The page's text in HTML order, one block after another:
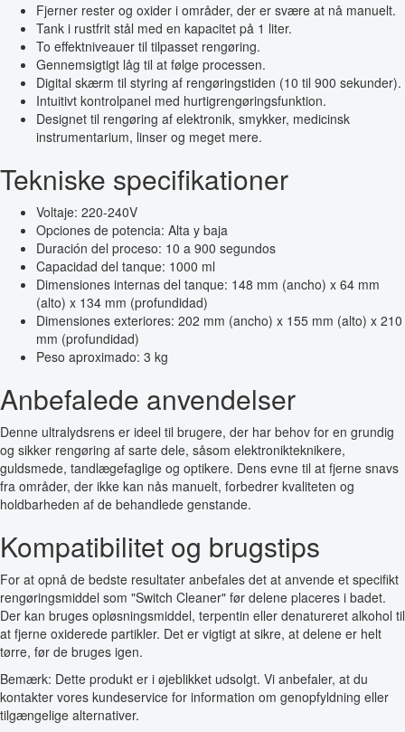
Fjerner rester og oxider i områder, der er svære at nå manuelt.
Tank i rustfrit stål med en kapacitet på 1 liter.
To effektniveauer til tilpasset rengøring.
Gennemsigtigt låg til at følge processen.
Digital skærm til styring af rengøringstiden (10 til 900 sekunder).
Intuitivt kontrolpanel med hurtigrengøringsfunktion.
Designet til rengøring af elektronik, smykker, medicinsk
instrumentarium, linser og meget mere.
Tekniske specifikationer
Voltaje: 220-240V
Opciones de potencia: Alta y baja
Duración del proceso: 10 a 900 segundos
Capacidad del tanque: 1000 ml
Dimensiones internas del tanque: 148 mm (ancho) x 64 mm
(alto) x 134 mm (profundidad)
Dimensiones exteriores: 202 mm (ancho) x 155 mm (alto) x 210
mm (profundidad)
Peso aproximado: 3 kg
Anbefalede anvendelser
Denne ultralydsrens er ideel til brugere, der har behov for en grundig
og sikker rengøring af sarte dele, såsom elektronikteknikere,
guldsmede, tandlægefaglige og optikere. Dens evne til at fjerne snavs
fra områder, der ikke kan nås manuelt, forbedrer kvaliteten og
holdbarheden af de behandlede genstande.
Kompatibilitet og brugstips
For at opnå de bedste resultater anbefales det at anvende et specifikt
rengøringsmiddel som "Switch Cleaner" før delene placeres i badet.
Der kan bruges opløsningsmiddel, terpentin eller denatureret alkohol til
at fjerne oxiderede partikler. Det er vigtigt at sikre, at delene er helt
tørre, før de bruges igen.
Bemærk: Dette produkt er i øjeblikket udsolgt. Vi anbefaler, at du
kontakter vores kundeservice for information om genopfyldning eller
tilgængelige alternativer.